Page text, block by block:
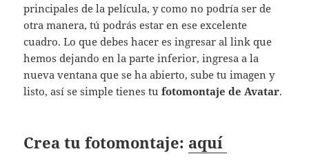
principales de la película, y como no podría ser de
otra manera, tú podrás estar en ese excelente
cuadro. Lo que debes hacer es ingresar al link que
hemos dejando en la parte inferior, ingresa a la
nueva ventana que se ha abierto, sube tu imagen y
listo, así se simple tienes tufotomontaje de Avatar.
Crea tu fotomontaje: aquí